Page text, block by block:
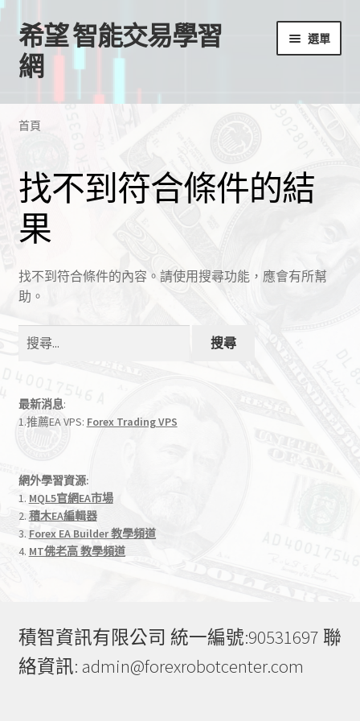
跳
至
導
跳
至
主
容
希望 智能交易學習
網
選單
首頁
結帳
購物車
EA授權檔案
首頁
找不到符合條件的結
果
找不到符合條件的內容。請使用搜尋功能，應會有所幫
助。
搜
尋
字:
最新消息:
1.推薦EA VPS: Forex Trading VPS
網外學習資源:
1. MQL5官網EA市場
2. 積木EA編輯器
3. Forex EA Builder 教學頻道
4. MT佛老高 教學頻道
積智資訊有限公司 統一編號:90531697 聯
絡資訊: admin@forexrobotcenter.com